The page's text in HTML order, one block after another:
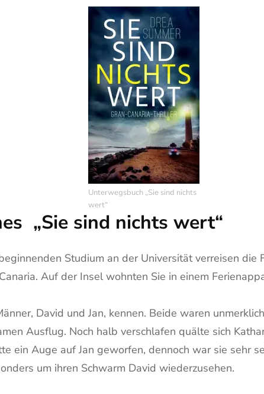
Unterwegsbuch „Sie sind nichts
wert“
„Sie sind nichts wert“
Studium an der Universität verreisen die
Auf der Insel wohnten Sie in einem
David und Jan, kennen. Beide waren
Ausflug. Noch halb verschlafen quälte sich
ein Auge auf Jan geworfen, dennoch war sie sehr
um ihren Schwarm David wiederzusehen.